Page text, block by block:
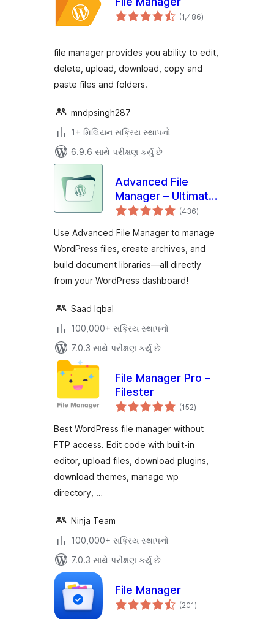
(1,486કુલ
રેટિંગ્સ
)
file manager provides you ability to edit,
delete, upload, download, copy and
paste files and folders.
mndpsingh287
1+ મિલિયન સક્રિય સ્થાપનો
6.9.6 સાથે પરીક્ષણ કર્યું છે
Advanced File
Manager – Ultimate
File Manager for
Document Library
Solution
(436કુલ
રેટિંગ્સ
)
Use Advanced File Manager to manage
WordPress files, create archives, and
build document libraries—all directly
from your WordPress dashboard!
Saad Iqbal
100,000+ સક્રિય સ્થાપનો
7.0.3 સાથે પરીક્ષણ કર્યું છે
File Manager Pro –
Filester
(152કુલ
રેટિંગ્સ
)
Best WordPress file manager without
FTP access. Edit code with built-in
editor, upload files, download plugins,
download themes, manage wp
directory, …
Ninja Team
100,000+ સક્રિય સ્થાપનો
7.0.3 સાથે પરીક્ષણ કર્યું છે
File Manager
(201કુલ
રેટિંગ્સ
)